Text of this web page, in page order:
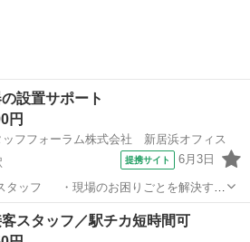
設置サポート
円
ッフフォーラム株式会社 新居浜オフィス
提携サイト 6月3日
タッフ ・現場のお困りごとを解決する
がとう」「助かったよ」と感謝されるや
営業と技術、どちらのスキルも身につ
駅 営業
スタッフ／駅チカ短時間可